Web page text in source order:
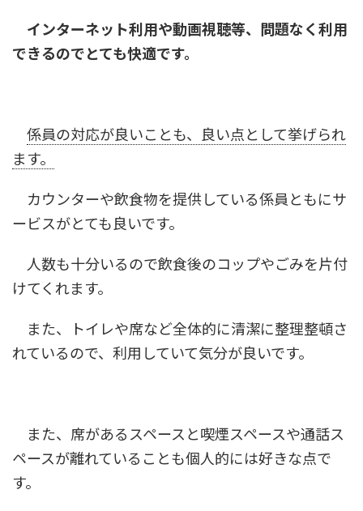
インターネット利用や動画視聴等、問題なく利用
できるのでとても快適です。
係員の対応が良いことも、良い点として挙げられ
ます。
カウンターや飲食物を提供している係員ともにサ
ービスがとても良いです。
人数も十分いるので飲食後のコップやごみを片付
けてくれます。
また、トイレや席など全体的に清潔に整理整頓さ
れているので、利用していて気分が良いです。
また、席があるスペースと喫煙スペースや通話ス
ペースが離れていることも個人的には好きな点で
す。